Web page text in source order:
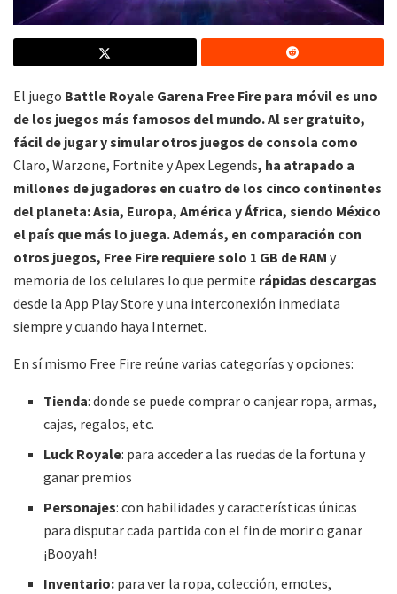
El juego Battle Royale Garena Free Fire para móvil es uno
de los juegos más famosos del mundo. Al ser gratuito,
fácil de jugar y simular otros juegos de consola como
Claro, Warzone, Fortnite y Apex Legends, ha atrapado a
millones de jugadores en cuatro de los cinco continentes
del planeta: Asia, Europa, América y África, siendo México
el país que más lo juega. Además, en comparación con
otros juegos, Free Fire requiere solo 1 GB de RAM y
memoria de los celulares lo que permite rápidas descargas
desde la App Play Store y una interconexión inmediata
siempre y cuando haya Internet.
En sí mismo Free Fire reúne varias categorías y opciones:
Tienda: donde se puede comprar o canjear ropa, armas,
cajas, regalos, etc.
Luck Royale: para acceder a las ruedas de la fortuna y
ganar premios
Personajes: con habilidades y características únicas
para disputar cada partida con el fin de morir o ganar
¡Booyah!
Inventario: para ver la ropa, colección, emotes,